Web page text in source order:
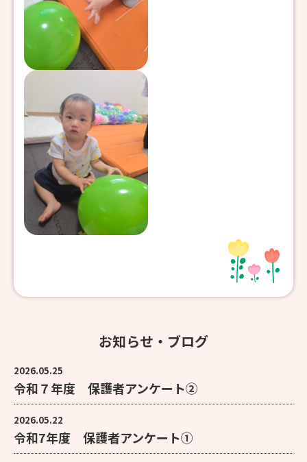
お知らせ・ブログ
2026.05.25
令和７年度 保護者アンケート②
2026.05.22
令和7年度 保護者アンケート①